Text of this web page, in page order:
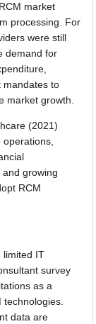
market
processing. For
were still
demand for
mandates to
market growth.
(2021)
operations,
growing
RCM
limited IT
survey
as a
technologies.
data are